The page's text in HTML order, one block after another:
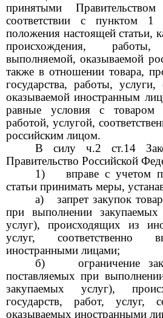
принятыми
соответствии с пунктом
положения настоящей статьи,
происхождения, работы,
выполняемой, оказываемой
также в отношении товара,
государства, работы, услуги,
оказываемой иностранным
равные условия с товаром
работой, услугой,
российским лицом.
В силу ч.2 ст.14
Правительство Российской
1)
вправе с учетом
статьи принимать меры,
а)
запрет закупок
при выполнении закупаемых
услуг), происходящих из
услуг, соответственно
иностранными лицами;
б)
ограничение
поставляемых при
закупаемых услуг),
государств, работ, услуг,
оказываемых иностранными